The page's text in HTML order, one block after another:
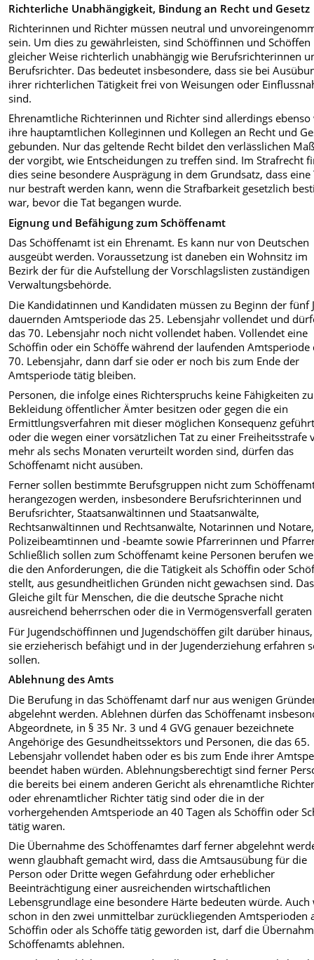
Richterliche Unabhängigkeit, Bindung an Recht und Gesetz
Richterinnen und Richter müssen neutral und
sein. Um dies zu gewährleisten, sind Schöffinnen und Schöffen
gleicher Weise richterlich unabhängig wie Berufsrichterinnen
Berufsrichter. Das bedeutet insbesondere, dass sie bei
ihrer richterlichen Tätigkeit frei von Weisungen oder
sind.
Ehrenamtliche Richterinnen und Richter sind allerdings ebenso
ihre hauptamtlichen Kolleginnen und Kollegen an Recht und
gebunden. Nur das geltende Recht bildet den verlässlichen
der vorgibt, wie Entscheidungen zu treffen sind. Im Strafrecht
dies seine besondere Ausprägung in dem Grundsatz, dass eine
nur bestraft werden kann, wenn die Strafbarkeit gesetzlich
war, bevor die Tat begangen wurde.
Eignung und Befähigung zum Schöffenamt
Das Schöffenamt ist ein Ehrenamt. Es kann nur von Deutschen
ausgeübt werden. Voraussetzung ist daneben ein Wohnsitz im
Bezirk der für die Aufstellung der Vorschlagslisten zuständigen
Verwaltungsbehörde.
Die Kandidatinnen und Kandidaten müssen zu Beginn der fünf
dauernden Amtsperiode das 25. Lebensjahr vollendet und
das 70. Lebensjahr noch nicht vollendet haben. Vollendet eine
Schöffin oder ein Schöffe während der laufenden Amtsperiode
70. Lebensjahr, dann darf sie oder er noch bis zum Ende der
Amtsperiode tätig bleiben.
Personen, die infolge eines Richterspruchs keine Fähigkeiten
Bekleidung öffentlicher Ämter besitzen oder gegen die ein
Ermittlungsverfahren mit dieser möglichen Konsequenz
oder die wegen einer vorsätzlichen Tat zu einer Freiheitsstrafe
mehr als sechs Monaten verurteilt worden sind, dürfen das
Schöffenamt nicht ausüben.
Ferner sollen bestimmte Berufsgruppen nicht zum
herangezogen werden, insbesondere Berufsrichterinnen und
Berufsrichter, Staatsanwältinnen und Staatsanwälte,
Rechtsanwältinnen und Rechtsanwälte, Notarinnen und Notare,
Polizeibeamtinnen und -beamte sowie Pfarrerinnen und
Schließlich sollen zum Schöffenamt keine Personen berufen
die den Anforderungen, die die Tätigkeit als Schöffin oder
stellt, aus gesundheitlichen Gründen nicht gewachsen sind. Das
Gleiche gilt für Menschen, die die deutsche Sprache nicht
ausreichend beherrschen oder die in Vermögensverfall
Für Jugendschöffinnen und Jugendschöffen gilt darüber
sie erzieherisch befähigt und in der Jugenderziehung erfahren
sollen.
Ablehnung des Amts
Die Berufung in das Schöffenamt darf nur aus wenigen
abgelehnt werden. Ablehnen dürfen das Schöffenamt
Abgeordnete, in § 35 Nr. 3 und 4 GVG genauer bezeichnete
Angehörige des Gesundheitssektors und Personen, die das 65.
Lebensjahr vollendet haben oder es bis zum Ende ihrer
beendet haben würden. Ablehnungsberechtigt sind ferner
die bereits bei einem anderen Gericht als ehrenamtliche
oder ehrenamtlicher Richter tätig sind oder die in der
vorhergehenden Amtsperiode an 40 Tagen als Schöffin oder
tätig waren.
Die Übernahme des Schöffenamtes darf ferner abgelehnt
wenn glaubhaft gemacht wird, dass die Amtsausübung für die
Person oder Dritte wegen Gefährdung oder erheblicher
Beeinträchtigung einer ausreichenden wirtschaftlichen
Lebensgrundlage eine besondere Härte bedeuten würde. Auch
schon in den zwei unmittelbar zurückliegenden Amtsperioden
Schöffin oder als Schöffe tätig geworden ist, darf die
Schöffenamts ablehnen.